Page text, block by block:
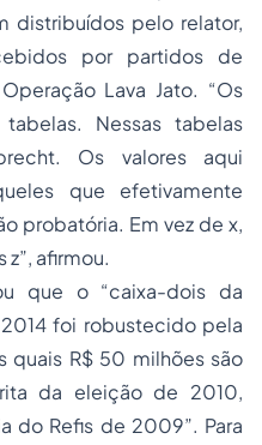
distribuídos pelo relator,
por partidos de
Lava Jato. “Os
Nessas tabelas
Os valores aqui
que efetivamente
probatória. Em vez de x,
z”, afirmou.
que o “caixa-dois da
foi robustecido pela
quais R$ 50 milhões são
da eleição de 2010,
do Refis de 2009”. Para